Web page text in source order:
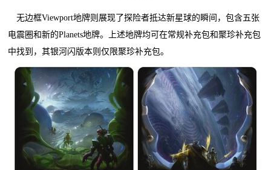
无边框Viewport地牌则展现了探险者抵达新星球的瞬间，包含五张
电震圈和新的Planets地牌。上述地牌均可在常规补充包和聚珍补充包
中找到，其银河闪版本则仅限聚珍补充包。